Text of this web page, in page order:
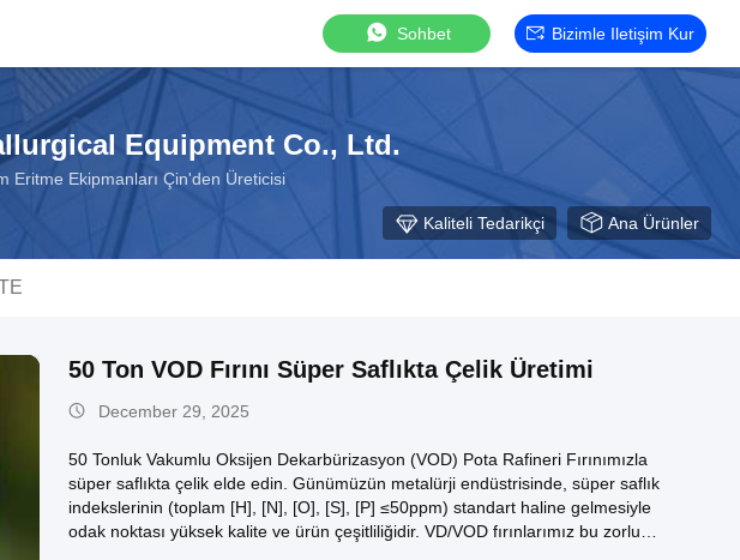
Sohbet Bizimle Iletişim Kur
Equipment Co., Ltd.
Eritme Ekipmanları Çin'den Üreticisi
Kaliteli Tedarikçi Ana Ürünler
50 Ton VOD Fırını Süper Saflıkta Çelik Üretimi
December 29, 2025
50 Tonluk Vakumlu Oksijen Dekarbürizasyon (VOD) Pota Rafineri Fırınımızla
süper saflıkta çelik elde edin. Günümüzün metalürji endüstrisinde, süper saflık
indekslerinin (toplam [H], [N], [O], [S], [P] ≤50ppm) standart haline gelmesiyle
odak noktası yüksek kalite ve ürün çeşitliliğidir. VD/VOD fırınlarımız bu zorlu